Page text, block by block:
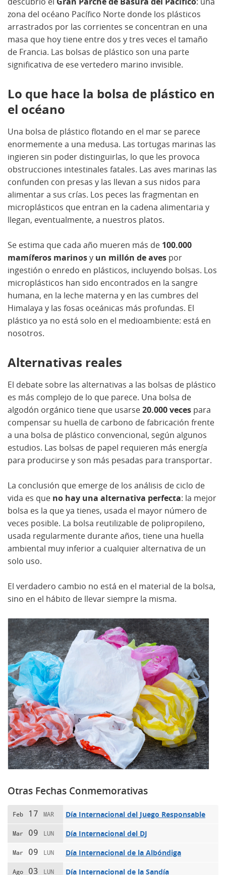
zona del océano Pacífico Norte donde los plásticos
arrastrados por las corrientes se concentran en una
masa que hoy tiene entre dos y tres veces el tamaño
de Francia. Las bolsas de plástico son una parte
significativa de ese vertedero marino invisible.
Lo que hace la bolsa de plástico en
el océano
Una bolsa de plástico flotando en el mar se parece
enormemente a una medusa. Las tortugas marinas las
ingieren sin poder distinguirlas, lo que les provoca
obstrucciones intestinales fatales. Las aves marinas las
confunden con presas y las llevan a sus nidos para
alimentar a sus crías. Los peces las fragmentan en
microplásticos que entran en la cadena alimentaria y
llegan, eventualmente, a nuestros platos.
Se estima que cada año mueren más de 100.000
mamíferos marinosy un millón de aves por
ingestión o enredo en plásticos, incluyendo bolsas. Los
microplásticos han sido encontrados en la sangre
humana, en la leche materna y en las cumbres del
Himalaya y las fosas oceánicas más profundas. El
plástico ya no está solo en el medioambiente: está en
nosotros.
Alternativas reales
El debate sobre las alternativas a las bolsas de plástico
es más complejo de lo que parece. Una bolsa de
algodón orgánico tiene que usarse20.000 veces para
compensar su huella de carbono de fabricación frente
a una bolsa de plástico convencional, según algunos
estudios. Las bolsas de papel requieren más energía
para producirse y son más pesadas para transportar.
La conclusión que emerge de los análisis de ciclo de
vida es que no hay una alternativa perfecta: la mejor
bolsa es la que ya tienes, usada el mayor número de
veces posible. La bolsa reutilizable de polipropileno,
usada regularmente durante años, tiene una huella
ambiental muy inferior a cualquier alternativa de un
solo uso.
El verdadero cambio no está en el material de la bolsa,
sino en el hábito de llevar siempre la misma.
Otras Fechas Conmemorativas
Feb 17 MAR Día Internacional del Juego Responsable
Mar 09 LUN Día Internacional del DJ
Mar 09 LUN Día Internacional de la Albóndiga
Ago 03 LUN Día Internacional de la Sandía